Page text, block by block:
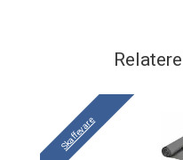
Skaffevare